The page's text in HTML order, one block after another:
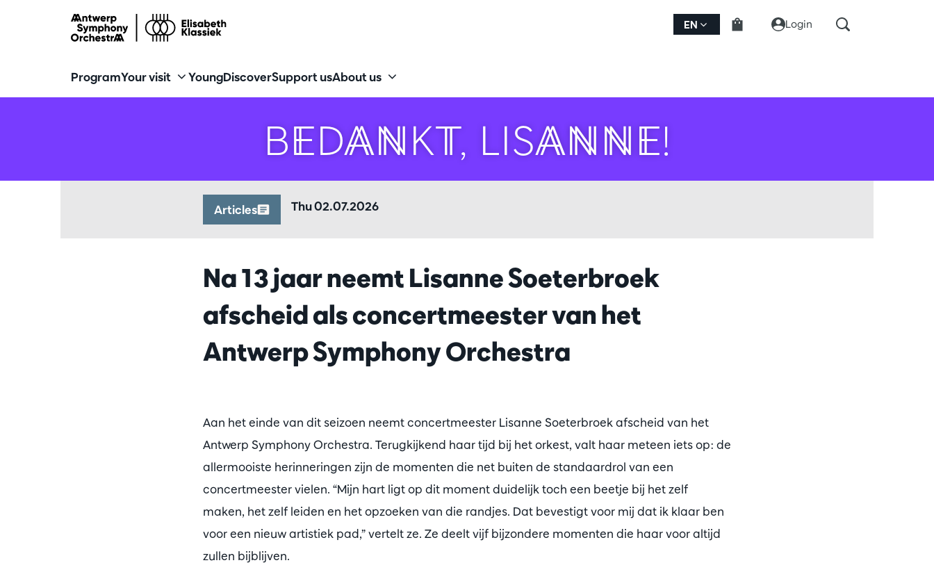
EN Login
ProgramYour visit YoungDiscoverSupport usAbout us
BEDANKT, LISANNE!
Articles Thu 02.07.2026
Na 13 jaar neemt Lisanne Soeterbroek
afscheid als concertmeester van het
Antwerp Symphony Orchestra
Aan het einde van dit seizoen neemt concertmeester Lisanne Soeterbroek afscheid van het
Antwerp Symphony Orchestra. Terugkijkend haar tijd bij het orkest, valt haar meteen iets op: de
allermooiste herinneringen zijn de momenten die net buiten de standaardrol van een
concertmeester vielen. “Mijn hart ligt op dit moment duidelijk toch een beetje bij het zelf
maken, het zelf leiden en het opzoeken van die randjes. Dat bevestigt voor mij dat ik klaar ben
voor een nieuw artistiek pad,” vertelt ze. Ze deelt vijf bijzondere momenten die haar voor altijd
zullen bijblijven.